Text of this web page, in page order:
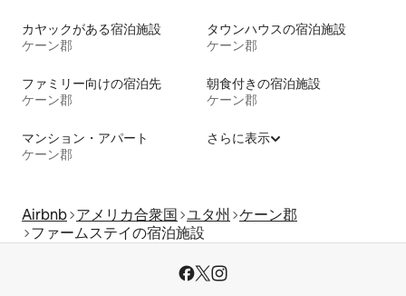
カヤックがある宿泊施設
ケーン郡
タウンハウスの宿泊施設
ケーン郡
ファミリー向けの宿泊先
ケーン郡
朝食付きの宿泊施設
ケーン郡
マンション・アパート
ケーン郡
さらに表示
Airbnb アメリカ合衆国 ユタ州 ケーン郡
ファームステイの宿泊施設